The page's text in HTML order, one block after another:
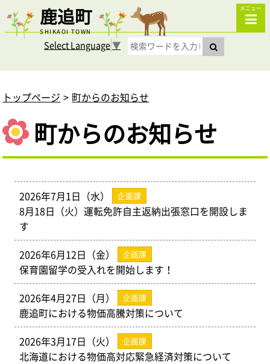
鹿追町
SHIKAOI TOWN
メニュー
Select Language▼
トップページ 町からのお知らせ
町からのお知らせ
2026年7月1日（水） 企画課
8月18日（火）運転免許自主返納出張窓口を開設しま
す
2026年6月12日（金）
企画課
保育園留学の受入れを開始します！
2026年4月27日（月）
企画課
鹿追町における物価高騰対策について
2026年3月17日（火）
企画課
北海道における物価高対応緊急経済対策について